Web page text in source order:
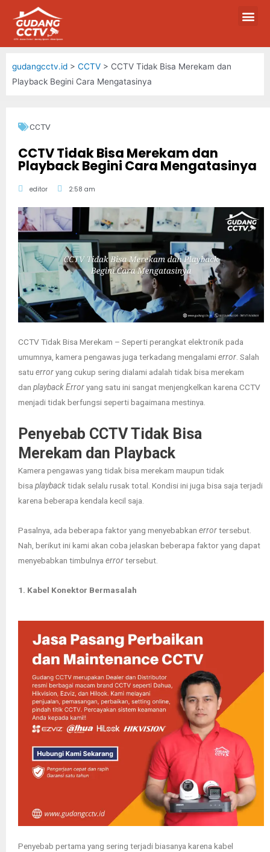
gudangcctv.id > CCTV > CCTV Tidak Bisa Merekam dan
Playback Begini Cara Mengatasinya
CCTV
CCTV Tidak Bisa Merekam dan
Playback Begini Cara Mengatasinya
editor 2:58 am
CCTV Tidak Bisa Merekam – Seperti perangkat elektronik pada
umumnya, kamera pengawas juga terkadang mengalamierror. Salah
satu erroryang cukup sering dialami adalah tidak bisa merekam
dan playback Erroryang satu ini sangat menjengkelkan karena CCTV
menjadi tidak berfungsi seperti bagaimana mestinya.
Penyebab CCTV Tidak Bisa
Merekam dan Playback
Kamera pengawas yang tidak bisa merekam maupun tidak
bisa playbacktidak selalu rusak total. Kondisi ini juga bisa saja terjadi
karena beberapa kendala kecil saja.
Pasalnya, ada beberapa faktor yang menyebabkan errortersebut.
Nah, berikut ini kami akan coba jelaskan beberapa faktor yang dapat
menyebabkan timbulnya errortersebut.
1. Kabel Konektor Bermasalah
Penyebab pertama yang sering terjadi biasanya karena kabel